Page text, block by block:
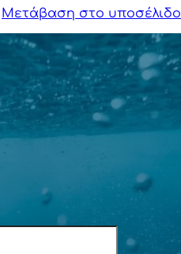
Μετάβαση στο υποσέλιδο